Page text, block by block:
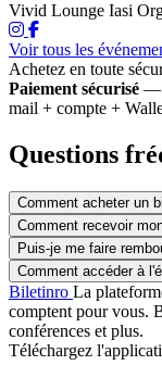
Vivid Lounge Iasi
Voir tous les
Achetez en toute
Paiement sécurisé —
mail + compte +
Questions
Comment acheter un
Comment recevoir
Puis-je me faire
Comment accéder à
Biletinro La
comptent pour vous.
conférences et plus.
Téléchargez